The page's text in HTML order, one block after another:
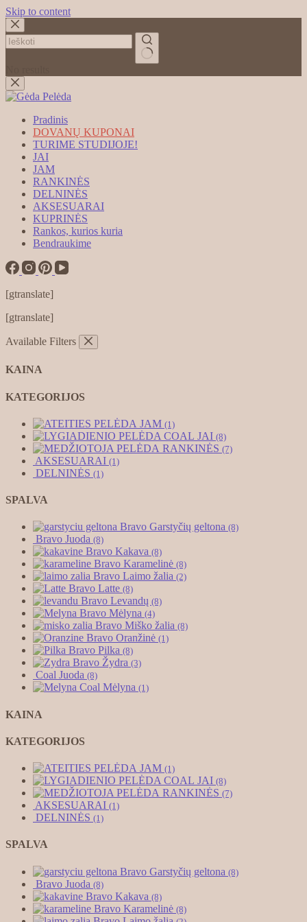
Skip to content
Pradinis
DOVANŲ KUPONAI
TURIME STUDIJOJE!
JAI
JAM
RANKINĖS
DELNINĖS
AKSESUARAI
KUPRINĖS
Rankos, kurios kuria
Bendraukime
[gtranslate]
[gtranslate]
Available Filters
KAINA
KATEGORIJOS
JAM (1)
JAI (8)
RANKINĖS (7)
AKSESUARAI (1)
DELNINĖS (1)
SPALVA
Bravo Garstyčių geltona (8)
Bravo Juoda (8)
Bravo Kakava (8)
Bravo Karamelinė (8)
Bravo Laimo žalia (2)
Bravo Latte (8)
Bravo Levandų (8)
Bravo Mėlyna (4)
Bravo Miško žalia (8)
Bravo Oranžinė (1)
Bravo Pilka (8)
Bravo Žydra (3)
Coal Juoda (8)
Coal Mėlyna (1)
KAINA
KATEGORIJOS
JAM (1)
JAI (8)
RANKINĖS (7)
AKSESUARAI (1)
DELNINĖS (1)
SPALVA
Bravo Garstyčių geltona (8)
Bravo Juoda (8)
Bravo Kakava (8)
Bravo Karamelinė (8)